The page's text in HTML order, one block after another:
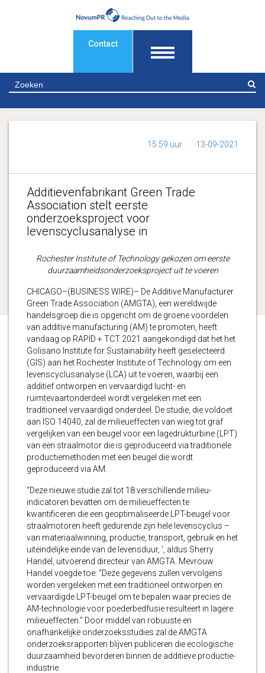
Contact
15:59 uur 13-09-2021
Additievenfabrikant Green Trade
Association stelt eerste
onderzoeksproject voor
levenscyclusanalyse in
Rochester Institute of Technology gekozen om eerste
duurzaamheidsonderzoeksproject uit te voeren
CHICAGO–(BUSINESS WIRE)– De Additive Manufacturer
Green Trade Association (AMGTA), een wereldwijde
handelsgroep die is opgericht om de groene voordelen
van additive manufacturing (AM) te promoten, heeft
vandaag op RAPID + TCT 2021 aangekondigd dat het het
Golisano Institute for Sustainability heeft geselecteerd
(GIS) aan het Rochester Institute of Technology om een
levenscyclusanalyse (LCA) uit te voeren, waarbij een
additief ontworpen en vervaardigd lucht- en
ruimtevaartonderdeel wordt vergeleken met een
traditioneel vervaardigd onderdeel. De studie, die voldoet
aan ISO 14040, zal de milieueffecten van wieg tot graf
vergelijken van een beugel voor een lagedrukturbine (LPT)
van een straalmotor die is geproduceerd via traditionele
productiemethoden met een beugel die wordt
geproduceerd via AM.
“Deze nieuwe studie zal tot 18 verschillende milieu-
indicatoren bevatten om de milieueffecten te
kwantificeren die een geoptimaliseerde LPT-beugel voor
straalmotoren heeft gedurende zijn hele levenscyclus –
van materiaalwinning, productie, transport, gebruik en het
uiteindelijke einde van de levensduur, ‘, aldus Sherry
Handel, uitvoerend directeur van AMGTA. Mevrouw
Handel voegde toe: “Deze gegevens zullen vervolgens
worden vergeleken met een traditioneel ontworpen en
vervaardigde LPT-beugel om te bepalen waar precies de
AM-technologie voor poederbedfusie resulteert in lagere
milieueffecten.” Door middel van robuuste en
onafhankelijke onderzoeksstudies zal de AMGTA
onderzoeksrapporten blijven publiceren die ecologische
duurzaamheid bevorderen binnen de additieve productie-
industrie.